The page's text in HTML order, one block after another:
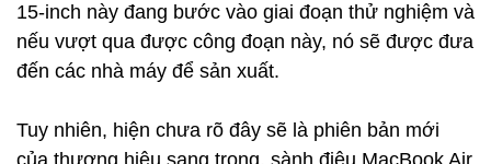
15-inch này đang bước vào giai đoạn thử nghiệm và
nếu vượt qua được công đoạn này, nó sẽ được đưa
đến các nhà máy để sản xuất.
Tuy nhiên, hiện chưa rõ đây sẽ là phiên bản mới